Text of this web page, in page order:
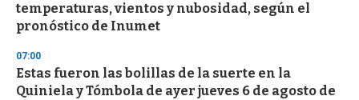
temperaturas, vientos y nubosidad, según el
pronóstico de Inumet
07:00
Estas fueron las bolillas de la suerte en la
Quiniela y Tómbola de ayer jueves 6 de agosto de